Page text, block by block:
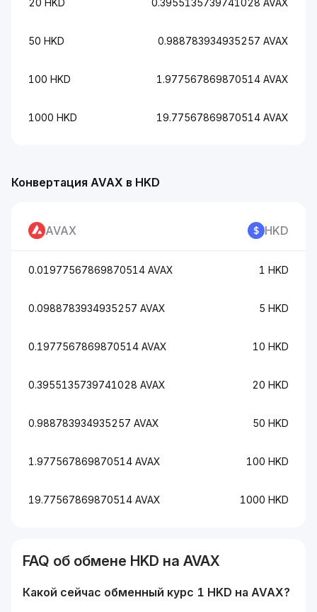
Конвертация AVAX в HKD
AVAX HKD
0.01977567869870514 AVAX 1 HKD
0.0988783934935257 AVAX 5 HKD
0.1977567869870514 AVAX 10 HKD
0.3955135739741028 AVAX 20 HKD
0.988783934935257 AVAX 50 HKD
1.977567869870514 AVAX 100 HKD
19.77567869870514 AVAX 1000 HKD
20 HKD 0.3955135739741028 AVAX
50 HKD 0.988783934935257 AVAX
100 HKD 1.977567869870514 AVAX
1000 HKD 19.77567869870514 AVAX
FAQ об обмене HKD на AVAX
Какой сейчас обменный курс 1 HKD на AVAX?